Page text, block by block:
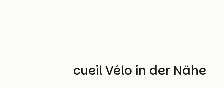
Weitere Accueil Vélo in der Nähe